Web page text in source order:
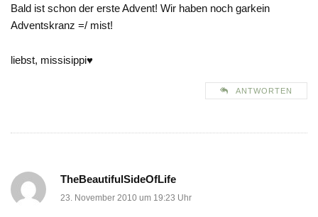
Bald ist schon der erste Advent! Wir haben noch garkein
Adventskranz =/ mist!
liebst, missisippi♥
ANTWORTEN
TheBeautifulSideOfLife
23. November 2010 um 19:23 Uhr